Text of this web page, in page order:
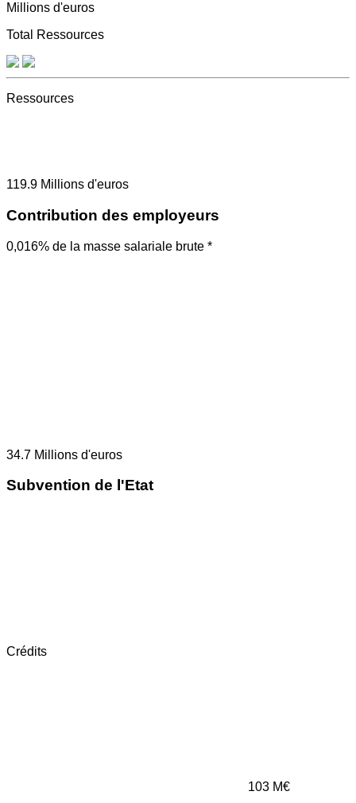
Millions d'euros
Total Ressources
Ressources
119.9 Millions d'euros
Contribution des employeurs
0,016% de la masse salariale brute *
34.7 Millions d'euros
Subvention de l'Etat
Crédits
103 M€